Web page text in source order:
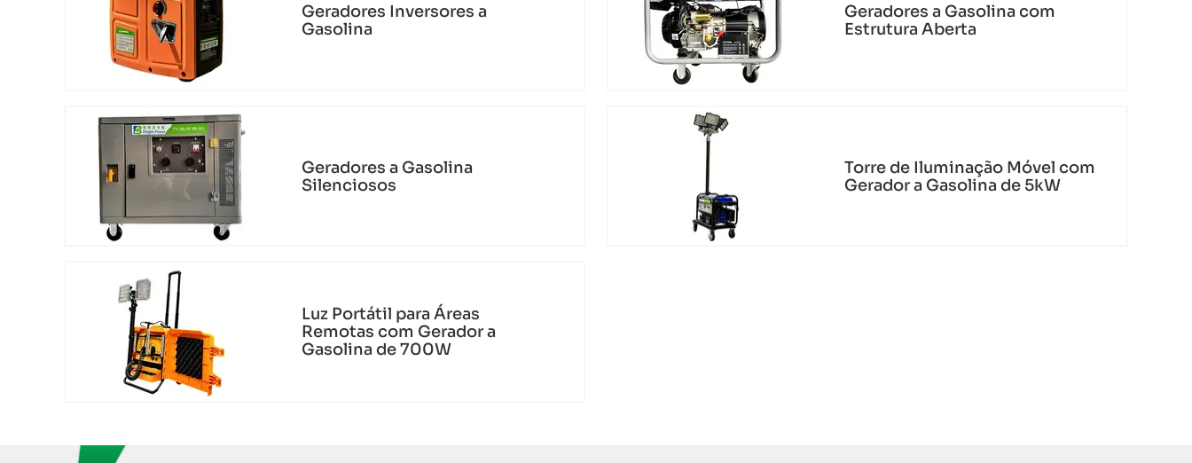
Geradores Inversores a
Gasolina
Geradores a Gasolina com
Estrutura Aberta
Geradores a Gasolina
Silenciosos
Torre de Iluminação Móvel com
Gerador a Gasolina de 5kW
Luz Portátil para Áreas
Remotas com Gerador a
Gasolina de 700W